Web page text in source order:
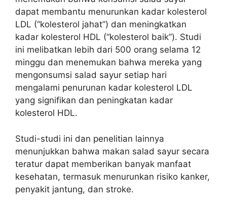
dapat membantu menurunkan kadar kolesterol
LDL (“kolesterol jahat”) dan meningkatkan
kadar kolesterol HDL (“kolesterol baik”). Studi
ini melibatkan lebih dari 500 orang selama 12
minggu dan menemukan bahwa mereka yang
mengonsumsi salad sayur setiap hari
mengalami penurunan kadar kolesterol LDL
yang signifikan dan peningkatan kadar
kolesterol HDL.
Studi-studi ini dan penelitian lainnya
menunjukkan bahwa makan salad sayur secara
teratur dapat memberikan banyak manfaat
kesehatan, termasuk menurunkan risiko kanker,
penyakit jantung, dan stroke.